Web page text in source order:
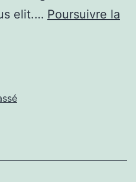
elit.… Poursuivre la